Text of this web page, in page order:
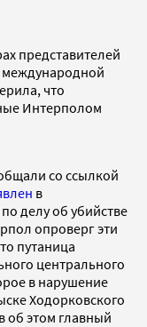
представителей
международной
что
Интерполом
со ссылкой
в
делу об убийстве
опроверг эти
путаница
центрального
в нарушение
Ходорковского
об этом главный